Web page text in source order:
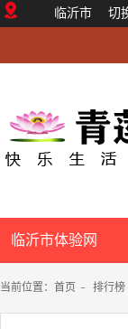
临沂市 切
临沂市体验网
当前位置： 首页 - 排行榜